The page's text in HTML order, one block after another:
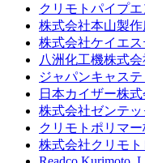
クリモトパイプ
株式会社本山製作
株式会社ケイエス
八洲化工機株式会
ジャパンキャス
日本カイザー株式
株式会社ゼンテッ
クリモトポリマ
株式会社クリモ